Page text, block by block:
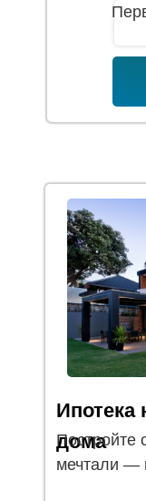
Ипотека
дома
Постройте
мечтали —